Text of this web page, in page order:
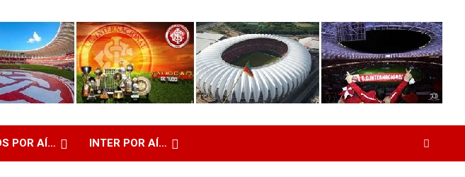
POR AÍ… INTER POR AÍ…